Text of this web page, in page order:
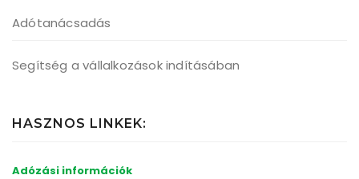
Adótanácsadás
Segítség a vállalkozások indításában
HASZNOS LINKEK:
Adózási információk